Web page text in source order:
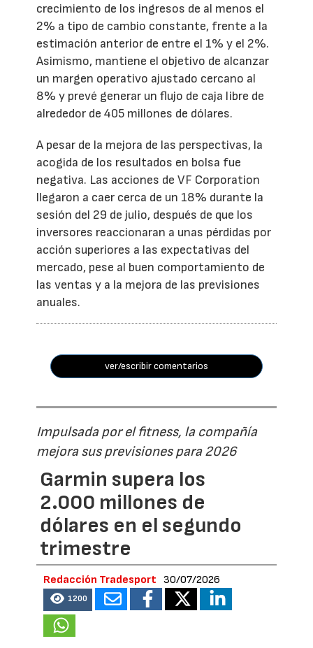
crecimiento de los ingresos de al menos el
2% a tipo de cambio constante, frente a la
estimación anterior de entre el 1% y el 2%.
Asimismo, mantiene el objetivo de alcanzar
un margen operativo ajustado cercano al
8% y prevé generar un flujo de caja libre de
alrededor de 405 millones de dólares.
A pesar de la mejora de las perspectivas, la
acogida de los resultados en bolsa fue
negativa. Las acciones de VF Corporation
llegaron a caer cerca de un 18% durante la
sesión del 29 de julio, después de que los
inversores reaccionaran a unas pérdidas por
acción superiores a las expectativas del
mercado, pese al buen comportamiento de
las ventas y a la mejora de las previsiones
anuales.
ver/escribir comentarios
Impulsada por el fitness, la compañía
mejora sus previsiones para 2026
Garmin supera los
2.000 millones de
dólares en el segundo
trimestre
Redacción Tradesport 30/07/2026
1200